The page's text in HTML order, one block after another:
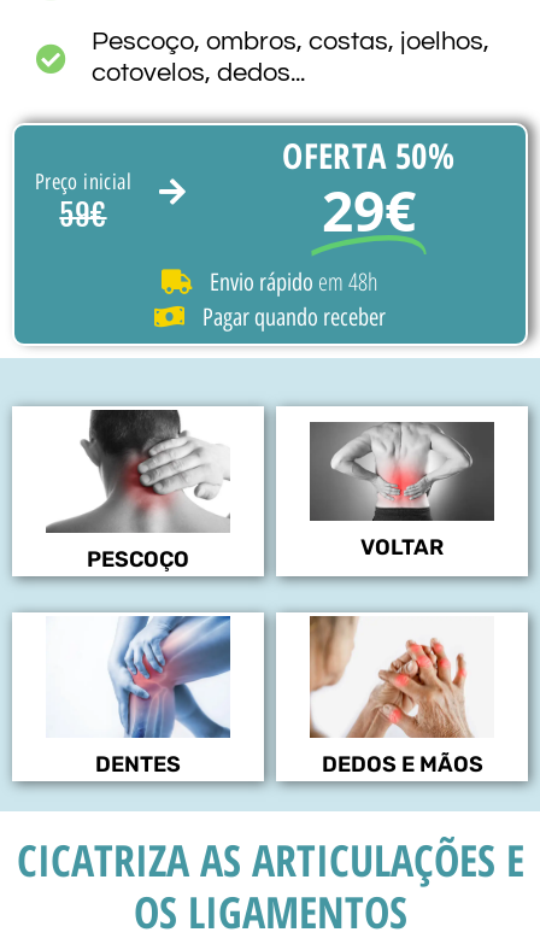
Pescoço, ombros, costas, joelhos,
cotovelos, dedos...
Preço inicial
59€
OFERTA 50%
29€
Envio rápido em 48h
Pagar quando receber
PESCOÇO VOLTAR
DENTES DEDOS E MÃOS
CICATRIZA AS ARTICULAÇÕES E
OS LIGAMENTOS